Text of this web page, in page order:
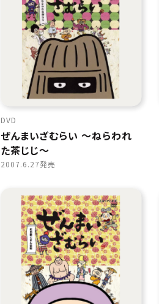
DVD
ぜんまいざむらい 〜ねらわれ
た茶じじ〜
2007.6.27発売